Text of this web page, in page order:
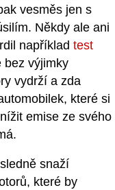
vesměs jen s
Někdy ale ani
například test
bez výjimky
vydrží a zda
které si
emise ze svého
snaží
které by